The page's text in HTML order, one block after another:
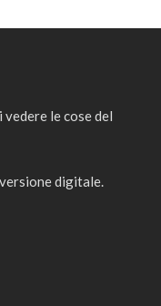
vedere le cose del
digitale.